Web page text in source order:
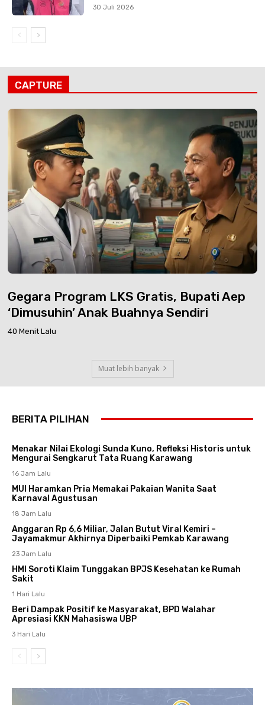
30 Juli 2026
CAPTURE
Gegara Program LKS Gratis, Bupati Aep
‘Dimusuhin’ Anak Buahnya Sendiri
40 Menit Lalu
Muat lebih banyak
BERITA PILIHAN
Menakar Nilai Ekologi Sunda Kuno, Refleksi Historis untuk
Mengurai Sengkarut Tata Ruang Karawang
16 Jam Lalu
MUI Haramkan Pria Memakai Pakaian Wanita Saat
Karnaval Agustusan
18 Jam Lalu
Anggaran Rp 6,6 Miliar, Jalan Butut Viral Kemiri –
Jayamakmur Akhirnya Diperbaiki Pemkab Karawang
23 Jam Lalu
HMI Soroti Klaim Tunggakan BPJS Kesehatan ke Rumah
Sakit
1 Hari Lalu
Beri Dampak Positif ke Masyarakat, BPD Walahar
Apresiasi KKN Mahasiswa UBP
3 Hari Lalu